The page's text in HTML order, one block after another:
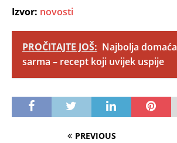
Izvor: novosti
PROČITAJTE JOŠ: Najbolja domaća
sarma – recept koji uvijek uspije
PREVIOUS